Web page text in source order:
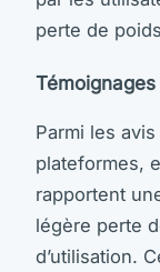
perte de
Parmi les
plateformes,
rapportent
légère perte
d’utilisation.